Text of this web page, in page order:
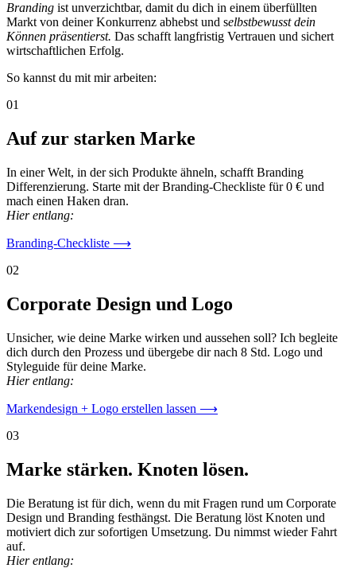
Branding ist unverzichtbar, damit du dich in einem überfüllten
Markt von deiner Konkurrenz abhebst und selbstbewusst dein
Können präsentierst. Das schafft langfristig Vertrauen und sichert
wirtschaftlichen Erfolg.
So kannst du mit mir arbeiten:
01
Auf zur starken Marke
In einer Welt, in der sich Produkte ähneln, schafft Branding
Differenzierung. Starte mit der Branding-Checkliste für 0 € und
mach einen Haken dran.
Hier entlang:
Branding-Checkliste ⟶
02
Corporate Design und Logo
Unsicher, wie deine Marke wirken und aussehen soll? Ich begleite
dich durch den Prozess und übergebe dir nach 8 Std. Logo und
Styleguide für deine Marke.
Hier entlang:
Markendesign + Logo erstellen lassen ⟶
03
Marke stärken. Knoten lösen.
Die Beratung ist für dich, wenn du mit Fragen rund um Corporate
Design und Branding festhängst. Die Beratung löst Knoten und
motiviert dich zur sofortigen Umsetzung. Du nimmst wieder Fahrt
auf.
Hier entlang: